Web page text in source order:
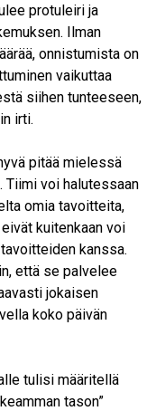
protuleiri ja
Ilman
onnistumista on
vaikuttaa
siihen tunteeseen,
irti.
pitää mielessä
voi halutessaan
omia tavoitteita,
kuitenkaan voi
kanssa.
että se palvelee
jokaisen
koko päivän
tulisi määritellä
tason”